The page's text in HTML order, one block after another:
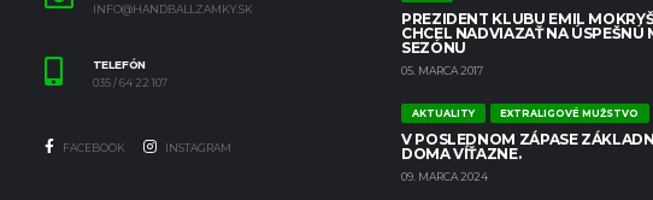
INFO@HANDBALLZAMKY.SK
TELEFÓN
035 / 64 22 107
FACEBOOK INSTAGRAM
PREZIDENT KLUBU EMIL
CHCEL NADVIAZAŤ NA ÚSPEŠNÚ
SEZÓNU
05. MARCA 2017
AKTUALITY EXTRALIGOVÉ MUŽSTVO
V POSLEDNOM ZÁPASE
DOMA VÍŤAZNE.
09. MARCA 2024